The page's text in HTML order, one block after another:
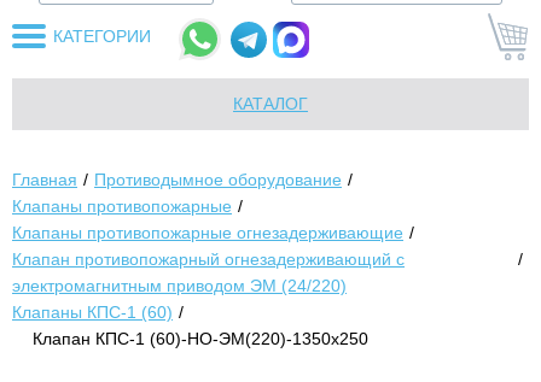
КАТЕГОРИИ
КАТАЛОГ
Главная
Противодымное оборудование
Клапаны противопожарные
Клапаны противопожарные огнезадерживающие
Клапан противопожарный огнезадерживающий с
электромагнитным приводом ЭМ (24/220)
Клапаны КПС-1 (60)
Клапан КПС-1 (60)-НО-ЭМ(220)-1350х250